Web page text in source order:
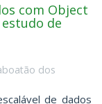
com Object
de
dos
de dados